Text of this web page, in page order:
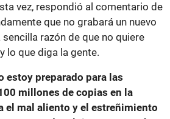
vez, respondió al comentario de
que no grabará un nuevo
sencilla razón de que no quiere
lo que diga la gente.
estoy preparado para las
millones de copias en la
el mal aliento y el estreñimiento